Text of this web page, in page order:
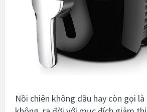
Nồi chiên không dầu hay còn gọi là